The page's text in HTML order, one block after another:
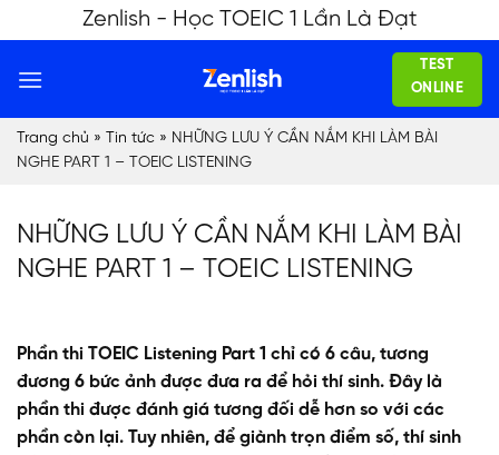
to
content
Zenlish - Học TOEIC 1 Lần Là Đạt
TEST
ONLINE
Trang chủ » Tin tức » NHỮNG LƯU Ý CẦN NẮM KHI LÀM BÀI
NGHE PART 1 – TOEIC LISTENING
NHỮNG LƯU Ý CẦN NẮM KHI LÀM BÀI
NGHE PART 1 – TOEIC LISTENING
Phần thi TOEIC Listening Part 1 chỉ có 6 câu, tương
đương 6 bức ảnh được đưa ra để hỏi thí sinh. Đây là
phần thi được đánh giá tương đối dễ hơn so với các
phần còn lại. Tuy nhiên, để giành trọn điểm số, thí sinh